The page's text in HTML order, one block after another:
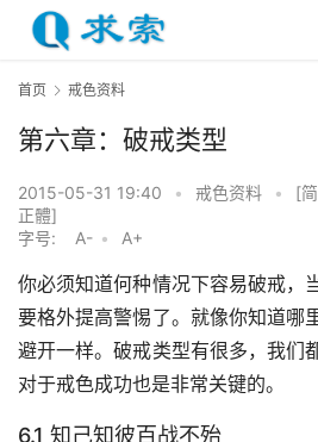
首页 戒色资料
第六章：破戒类型
2015-05-31 19:40 • 戒色资料 • [
正體]
字号:
A- • A+
你必须知道何种情况下容易破戒，
要格外提高警惕了。就像你知道哪
避开一样。破戒类型有很多，我们
对于戒色成功也是非常关键的。
6.1 知己知彼百战不殆